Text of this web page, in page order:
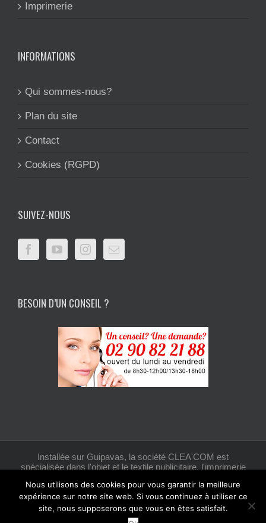
Imprimerie
INFORMATIONS
Qui sommes-nous?
Plan du site
Contact
Cookies (RGPD)
SUIVEZ-NOUS
BESOIN D’UN CONSEIL ?
Installée sur Guipavas, la société CLEA'COM est
spécialisée dans l'objet et le textile publicitaire, l'imprimerie
Facebook
Nous utilisons des cookies pour vous garantir la meilleure
expérience sur notre site web. Si vous continuez à utiliser ce
site, nous supposerons que vous en êtes satisfait.